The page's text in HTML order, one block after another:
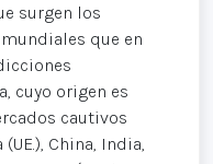
surgen los
que en
cuyo origen es
cautivos
China, India,